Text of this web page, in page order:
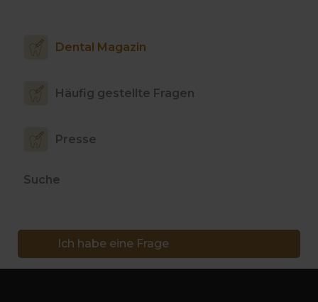
Dental Magazin
Häufig gestellte Fragen
Presse
Suche
Ich habe eine Frage